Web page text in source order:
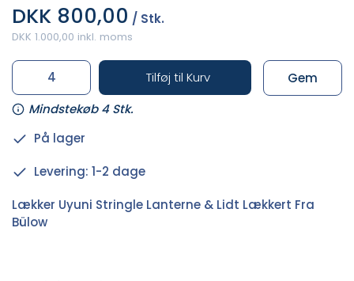
DKK 800,00 / Stk.
DKK 1.000,00 inkl. moms
Tilføj til Kurv
Mindstekøb 4 Stk.
Gem
På lager
Levering: 1-2 dage
Lækker Uyuni Stringle Lanterne & Lidt Lækkert Fra
Bülow